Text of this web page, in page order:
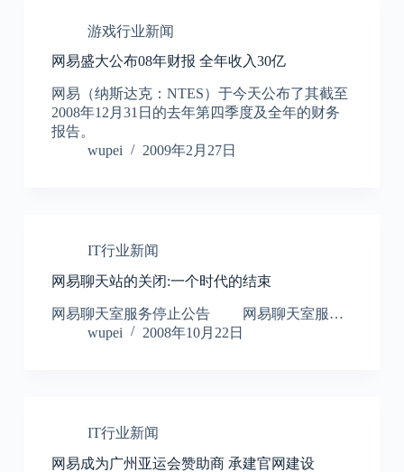
游戏行业新闻
网易盛大公布08年财报 全年收入30亿
网易（纳斯达克：NTES）于今天公布了其截至
2008年12月31日的去年第四季度及全年的财务
报告。
wupei
2009年2月27日
IT行业新闻
网易聊天站的关闭:一个时代的结束
网易聊天室服务停止公告 网易聊天室服…
wupei
2008年10月22日
IT行业新闻
网易成为广州亚运会赞助商 承建官网建设